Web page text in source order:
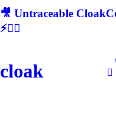
🎥 Untraceable
⚡🕵‍♂
cloak